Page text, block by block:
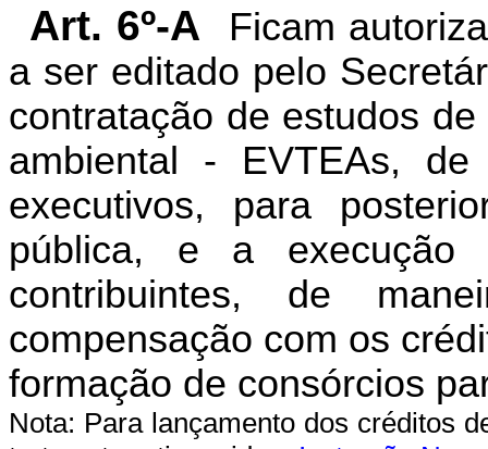
Art. 6º-A
Ficam
a ser editado pelo
contratação de estudos
ambiental - EVTEAs,
executivos, para
pública, e a execução
contribuintes, de
compensação com os
formação de consórcios
Nota: Para lançamento dos créditos